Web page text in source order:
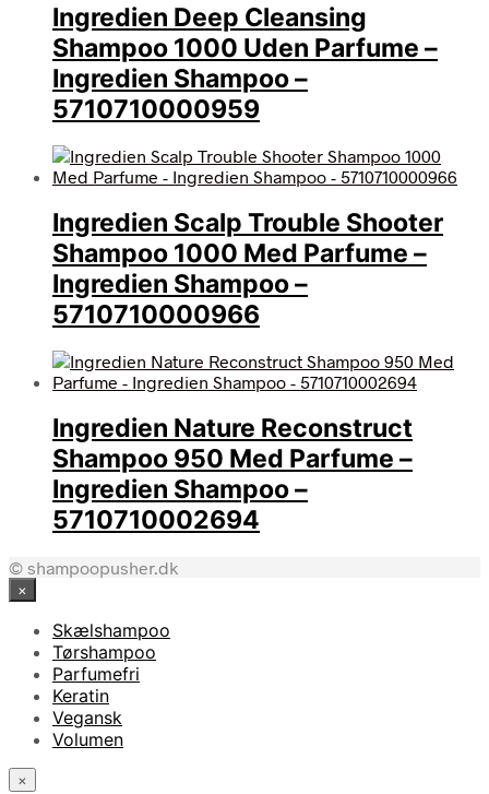
Ingredien Deep Cleansing
Shampoo 1000 Uden Parfume –
Ingredien Shampoo –
5710710000959
Ingredien Scalp Trouble Shooter
Shampoo 1000 Med Parfume –
Ingredien Shampoo –
5710710000966
Ingredien Nature Reconstruct
Shampoo 950 Med Parfume –
Ingredien Shampoo –
5710710002694
© shampoopusher.dk
×
Skælshampoo
Tørshampoo
Parfumefri
Keratin
Vegansk
Volumen
×